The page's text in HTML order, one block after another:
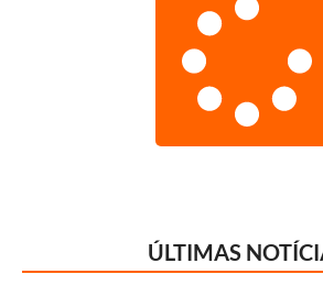
ÚLTIMAS